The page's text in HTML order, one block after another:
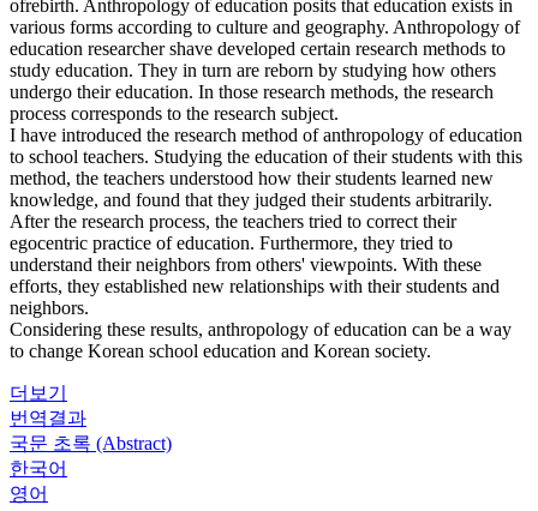
ofrebirth. Anthropology of education posits that education exists in
various forms according to culture and geography. Anthropology of
education researcher shave developed certain research methods to
study education. They in turn are reborn by studying how others
undergo their education. In those research methods, the research
process corresponds to the research subject.
I have introduced the research method of anthropology of education
to school teachers. Studying the education of their students with this
method, the teachers understood how their students learned new
knowledge, and found that they judged their students arbitrarily.
After the research process, the teachers tried to correct their
egocentric practice of education. Furthermore, they tried to
understand their neighbors from others' viewpoints. With these
efforts, they established new relationships with their students and
neighbors.
Considering these results, anthropology of education can be a way
to change Korean school education and Korean society.
더보기
번역결과
국문 초록 (Abstract)
한국어
영어